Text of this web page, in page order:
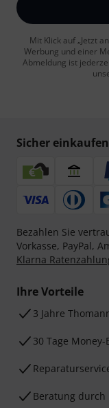
Mit Klick auf „Jetzt
Werbung und einer
Abmeldung ist
Sicher
Bezahlen Sie
Vorkasse, PayPal,
Klarna
Ihre Vorteile
3 Jahre
30 Tage
Beratung durch